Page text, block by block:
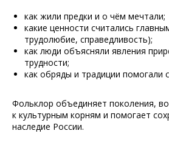
как жили предки и о чём мечтали;
какие ценности считались
трудолюбие, справедливость);
как люди объясняли явления
трудности;
как обряды и традиции помогали
Фольклор объединяет поколения,
к культурным корням и помогает
наследие России.